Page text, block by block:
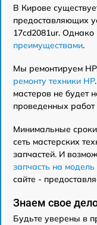
В Кирове
предоставляющих
17cd2081ur. Однако
преимуществами.
Мы ремонтируем
ремонту техники HP
мастеров не будет
проведенных работ
Минимальные
сеть мастерских
запчастей. И
запчасть на
сайте -
Знаем свое
Будьте уверены в